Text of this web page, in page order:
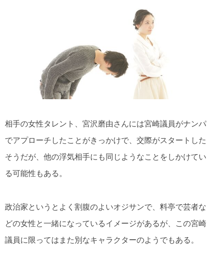
相手の女性タレント、宮沢磨由さんには宮崎議員がナンパ
でアプローチしたことがきっかけで、交際がスタートした
そうだが、他の浮気相手にも同じようなことをしかけてい
る可能性もある。
政治家というとよく割腹のよいオジサンで、料亭で芸者な
どの女性と一緒になっているイメージがあるが、この宮崎
議員に限ってはまた別なキャラクターのようでもある。